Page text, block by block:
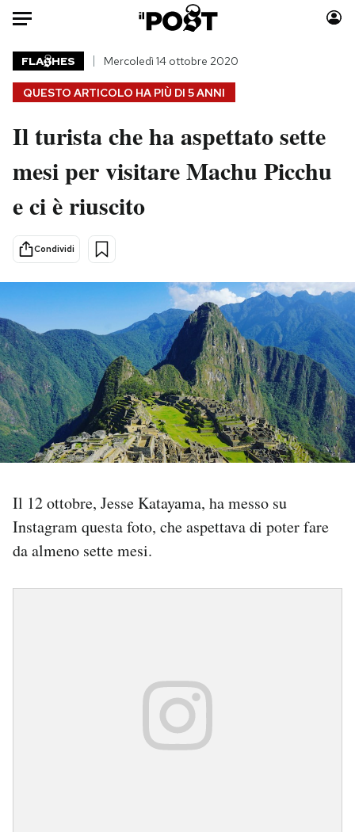
Auto
HOME
Italia
Politica
Tecnologia
Scienza
Moda
Consumismi
Altrecose
Mondiali calcio 2026
PODCAST
NEWSLETTER
SHOP
QUESTO ARTICOLO HA PIÙ DI 5 ANNI
FLA HES Mercoledì 14 ottobre 2020
Il turista che ha aspettato sette
mesi per visitare Machu Picchu
e ci è riuscito
Condividi
Il 12 ottobre, Jesse Katayama, ha messo su
Instagram questa foto, che aspettava di poter fare
da almeno sette mesi.